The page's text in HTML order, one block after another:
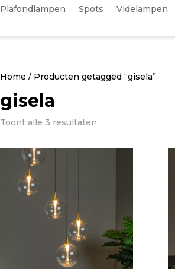
Plafondlampen
Spots Videlampen
Home / Producten getagged “gisela”
gisela
Toont alle 3 resultaten
nieuwste